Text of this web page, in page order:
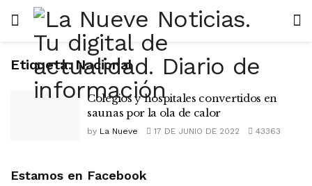
Etiqueta: Nacional
Colegios y hospitales convertidos en
saunas por la ola de calor
by La Nueve 17 DE JUNIO DE 2022 43363
Estamos en Facebook